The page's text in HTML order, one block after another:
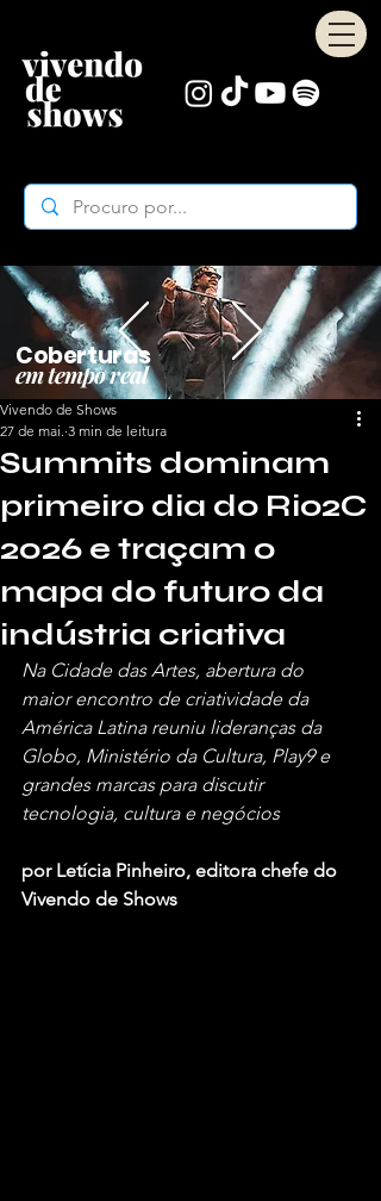
Coberturas
em tempo real
Summits dominam
primeiro dia do Rio2C
2026 e traçam o
mapa do futuro da
indústria criativa
Vivendo de Shows
27 de mai. 3 min de leitura
Na Cidade das Artes, abertura do
maior encontro de criatividade da
América Latina reuniu lideranças da
Globo, Ministério da Cultura, Play9 e
grandes marcas para discutir
tecnologia, cultura e negócios
por Letícia Pinheiro, editora chefe do
Vivendo de Shows